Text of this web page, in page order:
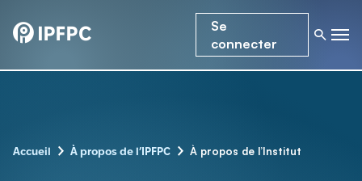
Se
connecter
Accueil – À propos de l’IPFPC – À propos de l’Institut